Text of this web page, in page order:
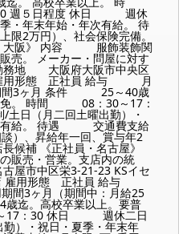
週５日程度 休日 週休
・年末年始・年次有給。 待
万円）、社会保険完備。
・大阪》 内容 服飾装飾関
売。 メーカー・問屋に対す
務地 大阪府大阪市中央区
用形態 正社員 給与 月
間3ヶ月 条件 25～40歳
免。 時間 08：30～17：
（月二回土曜出勤）・
有給。 待遇 交通費支給
）、昇給年一回、賞与年2
候補 《正社員・名古屋》
売・営業。支店内の統
市中区栄3-21-23 KSイセ
店 雇用形態 正社員 給与
間3ヶ月（期間中：月給25
。高校卒業以上。要普
：30 休日 週休二日
）・祝日・夏季・年末年